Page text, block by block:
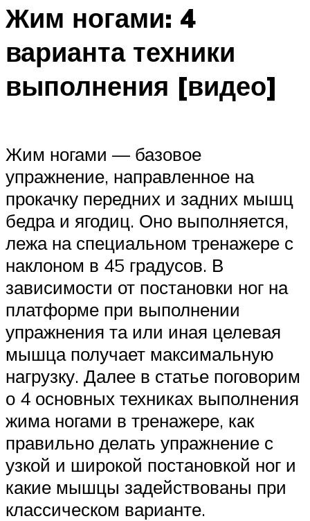
Жим ногами: 4
варианта техники
выполнения [видео]
Жим ногами — базовое
упражнение, направленное на
прокачку передних и задних мышц
бедра и ягодиц. Оно выполняется,
лежа на специальном тренажере с
наклоном в 45 градусов. В
зависимости от постановки ног на
платформе при выполнении
упражнения та или иная целевая
мышца получает максимальную
нагрузку. Далее в статье поговорим
о 4 основных техниках выполнения
жима ногами в тренажере, как
правильно делать упражнение с
узкой и широкой постановкой ног и
какие мышцы задействованы при
классическом варианте.